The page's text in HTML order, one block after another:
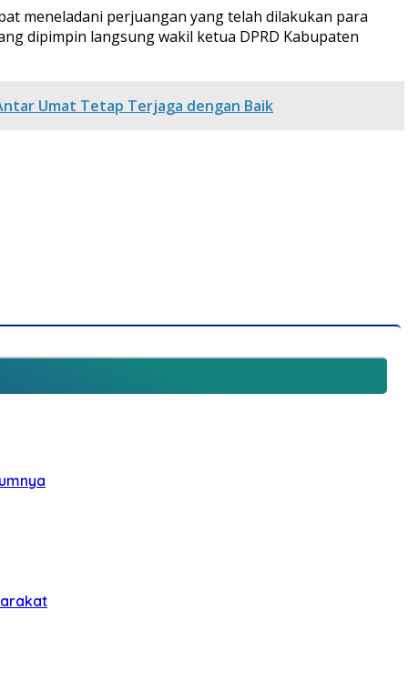
meneladani perjuangan yang telah dilakukan para
dipimpin langsung wakil ketua DPRD Kabupaten
Umat Tetap Terjaga dengan Baik